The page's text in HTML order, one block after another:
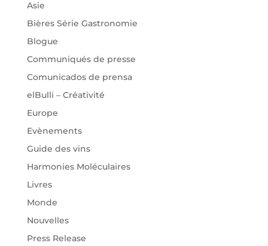
Asie
Bières Série Gastronomie
Blogue
Communiqués de presse
Comunicados de prensa
elBulli – Créativité
Europe
Evènements
Guide des vins
Harmonies Moléculaires
Livres
Monde
Nouvelles
Press Release